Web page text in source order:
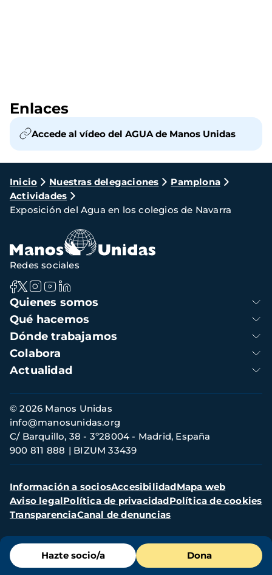
Enlaces
Accede al vídeo del AGUA de Manos Unidas
Ruta
de
navegación
Inicio Nuestras delegaciones
Pamplona
Actividades
Exposición del Agua en los colegios de Navarra
Menú
de
Hazte socio/a Dona
Navegación
principal
Quienes somos
Qué hacemos
Dónde trabajamos
Colabora
Actualidad
Redes sociales
Información
de
contacto
© 2026 Manos Unidas
C/ Barquillo, 38 - 3º28004 - Madrid, España
900 811 888
BIZUM 33439
info@manosunidas.org
Menú
secundario
Información a sociosAccesibilidadMapa web
Aviso legalPolítica de privacidadPolítica de cookies
TransparenciaCanal de denuncias